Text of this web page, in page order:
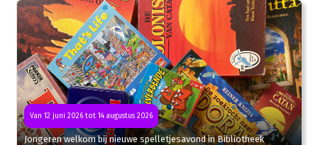
Van 12 juni 2026 tot 14 augustus 2026
Jongeren welkom bij nieuwe spelletjesavond in Bibliotheek